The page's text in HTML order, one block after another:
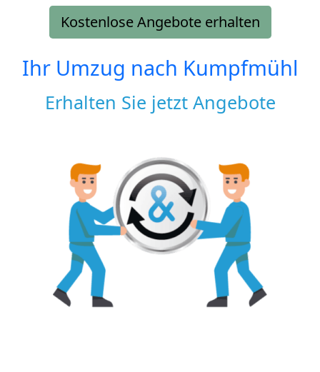
Kostenlose Angebote erhalten
Ihr Umzug nach Kumpfmühl
Erhalten Sie jetzt Angebote